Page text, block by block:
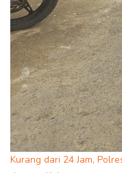
Kurang dari 24 Jam,